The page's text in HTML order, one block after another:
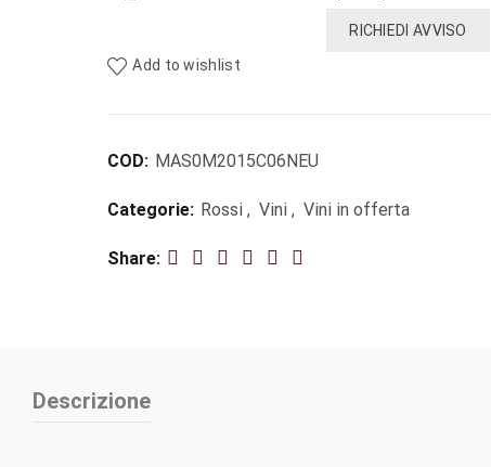
RICHIEDI AVVISO
Add to wishlist
COD: MAS0M2015C06NEU
Categorie: Rossi , Vini , Vini in offerta
Share
Descrizione